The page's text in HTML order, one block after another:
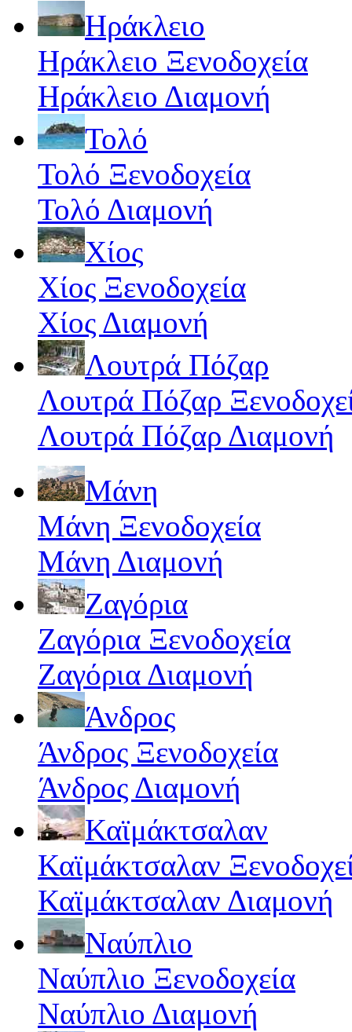
Ηράκλειο
Ηράκλειο Ξενοδοχεία
Ηράκλειο Διαμονή
Τολό
Τολό Ξενοδοχεία
Τολό Διαμονή
Χίος
Χίος Ξενοδοχεία
Χίος Διαμονή
Λουτρά Πόζαρ
Λουτρά Πόζαρ
Λουτρά Πόζαρ Διαμονή
Μάνη
Μάνη Ξενοδοχεία
Μάνη Διαμονή
Ζαγόρια
Ζαγόρια Ξενοδοχεία
Ζαγόρια Διαμονή
Άνδρος
Άνδρος Ξενοδοχεία
Άνδρος Διαμονή
Καϊμάκτσαλαν
Καϊμάκτσαλαν
Καϊμάκτσαλαν Διαμονή
Ναύπλιο
Ναύπλιο Ξενοδοχεία
Ναύπλιο Διαμονή